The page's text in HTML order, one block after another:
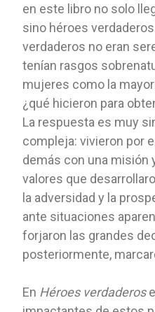
en este libro no solo
sino héroes
verdaderos no eran
tenían rasgos
mujeres como la
¿qué hicieron para
La respuesta es muy
compleja: vivieron por
demás con una misión
valores que
la adversidad y la
ante situaciones
forjaron las grandes
posteriormente,
En Héroes verdaderos